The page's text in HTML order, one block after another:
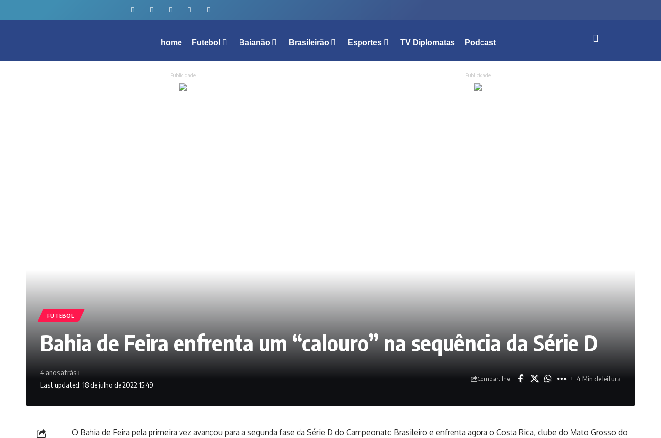
home Futebol Baianão Brasileirão Esportes TV Diplomatas Podcast
Publicidade Publicidade
FUTEBOL
Bahia de Feira enfrenta um “calouro” na sequência da Série D
Last updated: 18 de julho de 2022 15:49
4 anos atrás
Compartilhe 4 Min de leitura
O Bahia de Feira pela primeira vez avançou para a segunda fase da Série D do Campeonato Brasileiro e enfrenta agora o Costa Rica, clube do Mato Grosso do